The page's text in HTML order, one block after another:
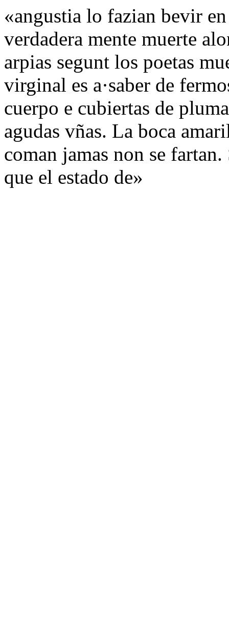
«angustia lo fazian bevir
verdadera mente muerte
arpias segunt los poetas
virginal es a·saber de
cuerpo e cubiertas de
agudas vñas. La boca
coman jamas non se
que el estado de»